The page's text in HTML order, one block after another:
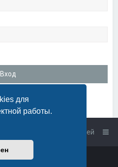
для
работы.
Связаться с администрацией
PlanetStyles